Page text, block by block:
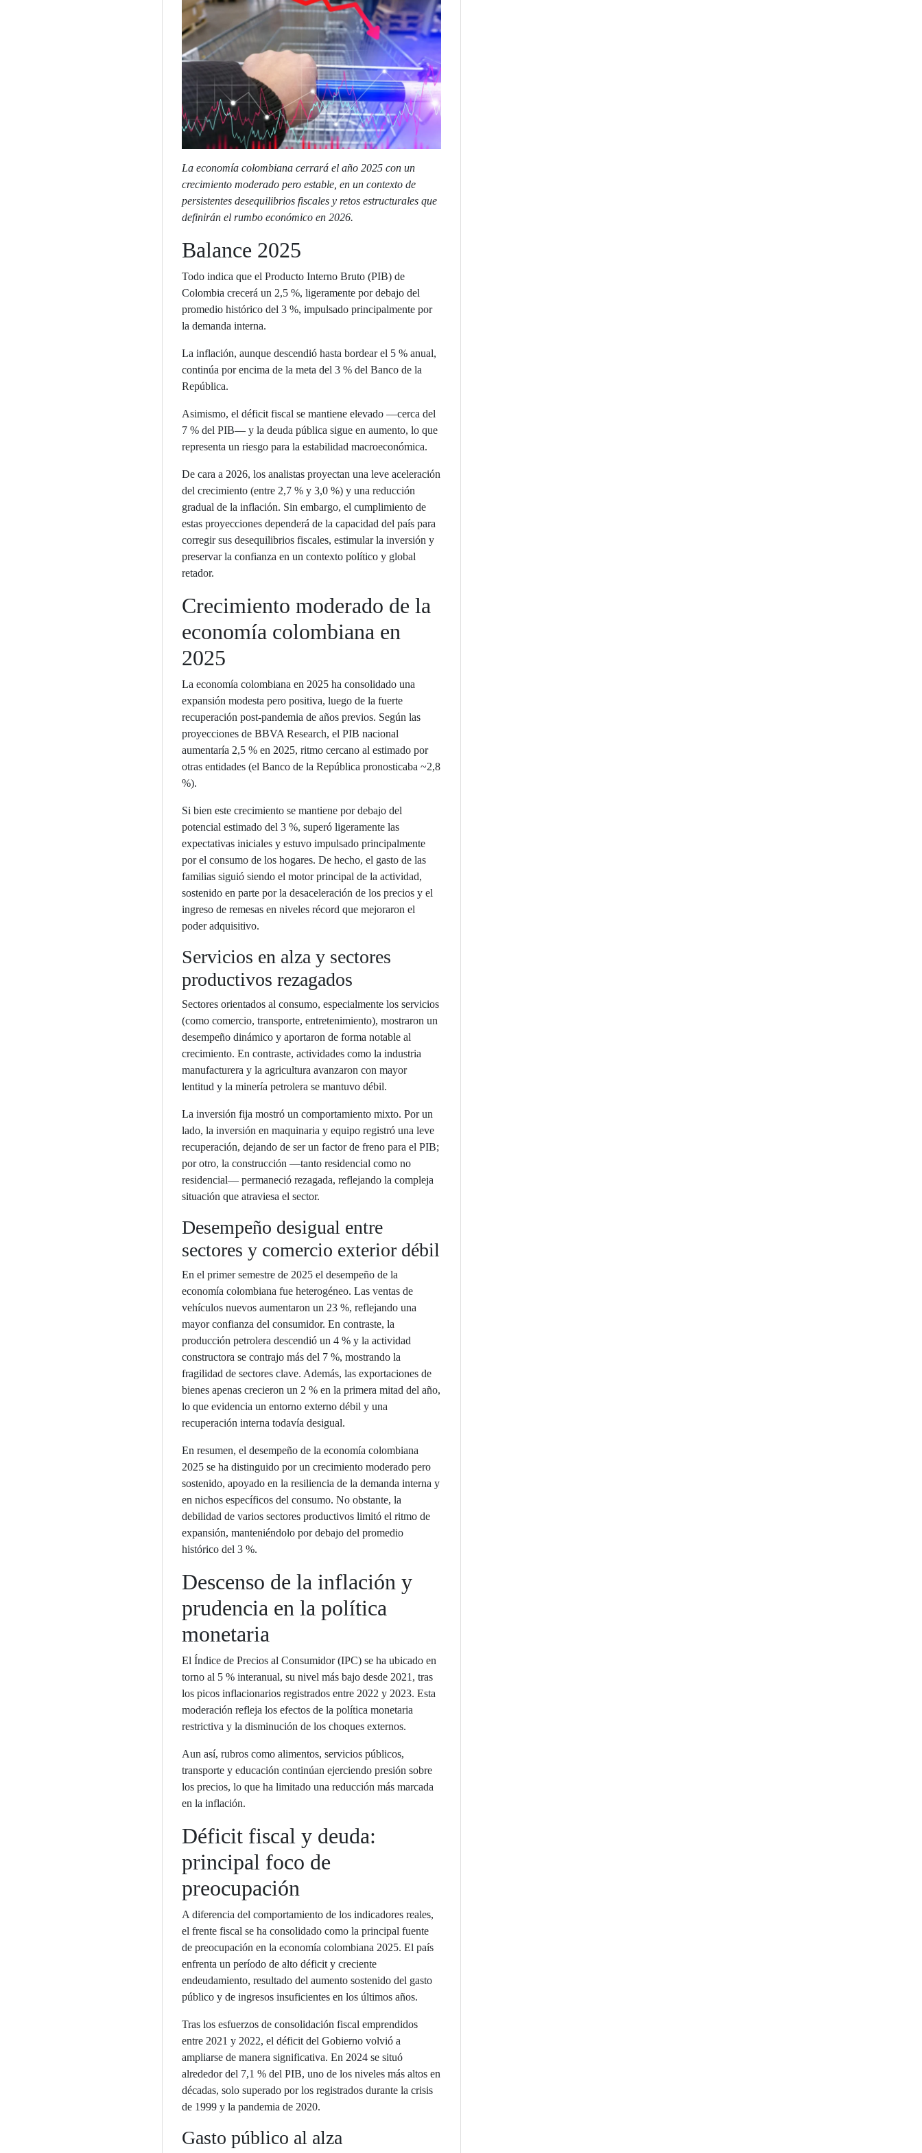
La economía colombiana cerrará el año 2025 con un
crecimiento moderado pero estable, en un contexto de
persistentes desequilibrios fiscales y retos estructurales que
definirán el rumbo económico en 2026.
Balance 2025
Todo indica que el Producto Interno Bruto (PIB) de
Colombia crecerá un 2,5 %, ligeramente por debajo del
promedio histórico del 3 %, impulsado principalmente por
la demanda interna.
La inflación, aunque descendió hasta bordear el 5 % anual,
continúa por encima de la meta del 3 % del Banco de la
República.
Asimismo, el déficit fiscal se mantiene elevado —cerca del
7 % del PIB— y la deuda pública sigue en aumento, lo que
representa un riesgo para la estabilidad macroeconómica.
De cara a 2026, los analistas proyectan una leve aceleración
del crecimiento (entre 2,7 % y 3,0 %) y una reducción
gradual de la inflación. Sin embargo, el cumplimiento de
estas proyecciones dependerá de la capacidad del país para
corregir sus desequilibrios fiscales, estimular la inversión y
preservar la confianza en un contexto político y global
retador.
Crecimiento moderado de la
economía colombiana en
2025
La economía colombiana en 2025 ha consolidado una
expansión modesta pero positiva, luego de la fuerte
recuperación post-pandemia de años previos. Según las
proyecciones de BBVA Research, el PIB nacional
aumentaría 2,5 % en 2025, ritmo cercano al estimado por
otras entidades (el Banco de la República pronosticaba ~2,8
%).
Si bien este crecimiento se mantiene por debajo del
potencial estimado del 3 %, superó ligeramente las
expectativas iniciales y estuvo impulsado principalmente
por el consumo de los hogares. De hecho, el gasto de las
familias siguió siendo el motor principal de la actividad,
sostenido en parte por la desaceleración de los precios y el
ingreso de remesas en niveles récord que mejoraron el
poder adquisitivo.
Servicios en alza y sectores
productivos rezagados
Sectores orientados al consumo, especialmente los servicios
(como comercio, transporte, entretenimiento), mostraron un
desempeño dinámico y aportaron de forma notable al
crecimiento. En contraste, actividades como la industria
manufacturera y la agricultura avanzaron con mayor
lentitud y la minería petrolera se mantuvo débil.
La inversión fija mostró un comportamiento mixto. Por un
lado, la inversión en maquinaria y equipo registró una leve
recuperación, dejando de ser un factor de freno para el PIB;
por otro, la construcción —tanto residencial como no
residencial— permaneció rezagada, reflejando la compleja
situación que atraviesa el sector.
Desempeño desigual entre
sectores y comercio exterior débil
En el primer semestre de 2025 el desempeño de la
economía colombiana fue heterogéneo. Las ventas de
vehículos nuevos aumentaron un 23 %, reflejando una
mayor confianza del consumidor. En contraste, la
producción petrolera descendió un 4 % y la actividad
constructora se contrajo más del 7 %, mostrando la
fragilidad de sectores clave. Además, las exportaciones de
bienes apenas crecieron un 2 % en la primera mitad del año,
lo que evidencia un entorno externo débil y una
recuperación interna todavía desigual.
En resumen, el desempeño de la economía colombiana
2025 se ha distinguido por un crecimiento moderado pero
sostenido, apoyado en la resiliencia de la demanda interna y
en nichos específicos del consumo. No obstante, la
debilidad de varios sectores productivos limitó el ritmo de
expansión, manteniéndolo por debajo del promedio
histórico del 3 %.
Descenso de la inflación y
prudencia en la política
monetaria
El Índice de Precios al Consumidor (IPC) se ha ubicado en
torno al 5 % interanual, su nivel más bajo desde 2021, tras
los picos inflacionarios registrados entre 2022 y 2023. Esta
moderación refleja los efectos de la política monetaria
restrictiva y la disminución de los choques externos.
Aun así, rubros como alimentos, servicios públicos,
transporte y educación continúan ejerciendo presión sobre
los precios, lo que ha limitado una reducción más marcada
en la inflación.
Déficit fiscal y deuda:
principal foco de
preocupación
A diferencia del comportamiento de los indicadores reales,
el frente fiscal se ha consolidado como la principal fuente
de preocupación en la economía colombiana 2025. El país
enfrenta un período de alto déficit y creciente
endeudamiento, resultado del aumento sostenido del gasto
público y de ingresos insuficientes en los últimos años.
Tras los esfuerzos de consolidación fiscal emprendidos
entre 2021 y 2022, el déficit del Gobierno volvió a
ampliarse de manera significativa. En 2024 se situó
alrededor del 7,1 % del PIB, uno de los niveles más altos en
décadas, solo superado por los registrados durante la crisis
de 1999 y la pandemia de 2020.
Gasto público al alza